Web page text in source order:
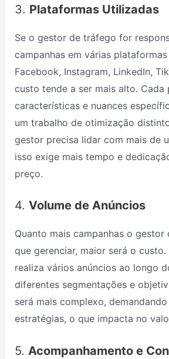
3. Plataformas Utilizadas
Se o gestor de tráfego for
campanhas em várias
Facebook, Instagram, LinkedIn,
custo tende a ser mais alto. Cada
características e nuances
um trabalho de otimização
gestor precisa lidar com mais de
isso exige mais tempo e
preço.
4. Volume de Anúncios
Quanto mais campanhas o
que gerenciar, maior será o custo.
realiza vários anúncios ao longo
diferentes segmentações e
será mais complexo,
estratégias, o que impacta no
5. Acompanhamento e